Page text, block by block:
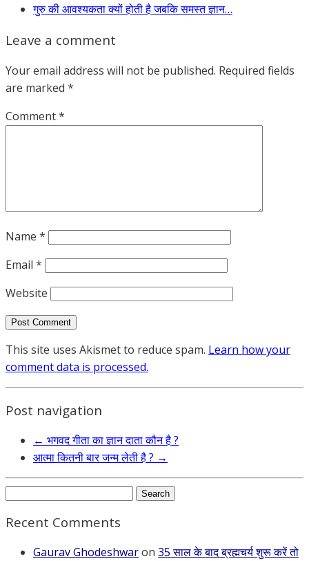
गुरु की आवश्यकता क्यों होती है जबकि समस्त ज्ञान…
Leave a comment
Your email address will not be published. Required fields
are marked *
Comment*
Name *
Email *
Website
This site uses Akismet to reduce spam. Learn how your
comment data is processed.
Post navigation
← भगवद गीता का ज्ञान दाता कौन है ?
आत्मा कितनी बार जन्म लेती है ? →
Search
Recent Comments
Gaurav Ghodeshwaron 35 साल के बाद ब्रह्मचर्य शुरू करें तो